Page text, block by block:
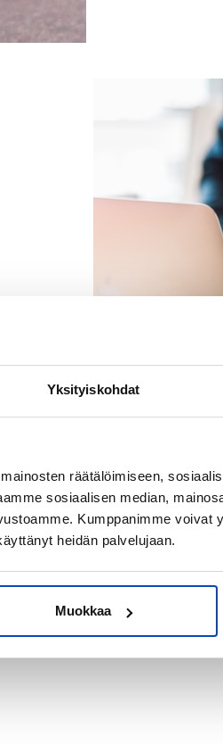
Yksityiskohdat
räätälöimiseen,
sosiaalisen median,
Kumppanimme voivat
heidän palvelujaan.
Muokkaa